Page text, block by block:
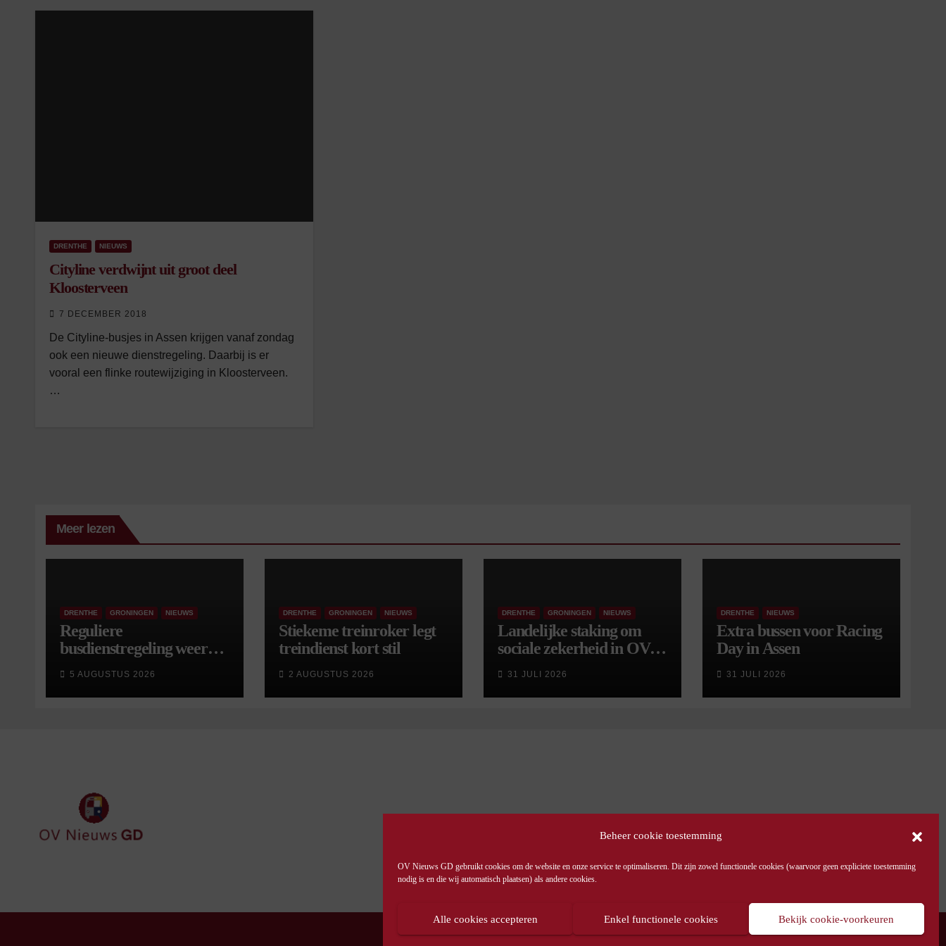
Beheer cookie toestemming
OV Nieuws GD gebruikt cookies om de website en onze service te optimaliseren. Dit zijn zowel functionele cookies (waarvoor geen expliciete toestemming
nodig is en die wij automatisch plaatsen) als andere cookies.
Alle cookies accepteren Enkel functionele cookies Bekijk cookie-voorkeuren
DRENTHE NIEUWS
Cityline verdwijnt uit groot deel
Kloosterveen
7 DECEMBER 2018
De Cityline-busjes in Assen krijgen vanaf zondag
ook een nieuwe dienstregeling. Daarbij is er
vooral een flinke routewijziging in Kloosterveen.
…
Meer lezen
DRENTHE GRONINGEN NIEUWS
Reguliere
busdienstregeling weer
wijzigingen
5 AUGUSTUS 2026
DRENTHE GRONINGEN NIEUWS
Stiekeme treinroker legt
treindienst kort stil
2 AUGUSTUS 2026
DRENTHE GRONINGEN NIEUWS
Landelijke staking om
sociale zekerheid in OV
september
31 JULI 2026
DRENTHE NIEUWS
Extra bussen voor Racing
Day in Assen
31 JULI 2026
© OV Nieuws GD -Privacyverklaring